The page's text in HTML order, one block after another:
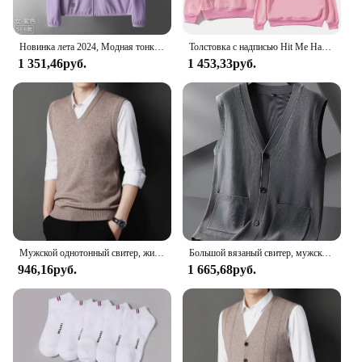
1 351,46руб.
Толстовка с надписью Hit Me Hard and Soft Billie для мужчин, пуловер в стиле Харадзюку, свитшот, поклонный подарок, одежда унисекс, женские топы высокого качества
1 453,33руб.
946,16руб.
Большой вязаный свитер, мужской новый кардиган, осенне-зимний большой свободный толстый свитер.
1 665,68руб.